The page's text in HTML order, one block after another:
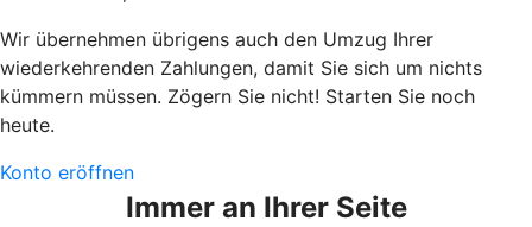
Wir übernehmen übrigens auch den Umzug Ihrer
wiederkehrenden Zahlungen, damit Sie sich um nichts
kümmern müssen. Zögern Sie nicht! Starten Sie noch
heute.
Konto eröffnen
Immer an Ihrer Seite